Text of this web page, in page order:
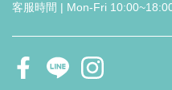
客服時間 | Mon-Fri